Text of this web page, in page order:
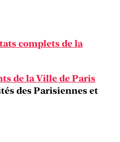
complets de la
de la Ville de Paris
des Parisiennes et